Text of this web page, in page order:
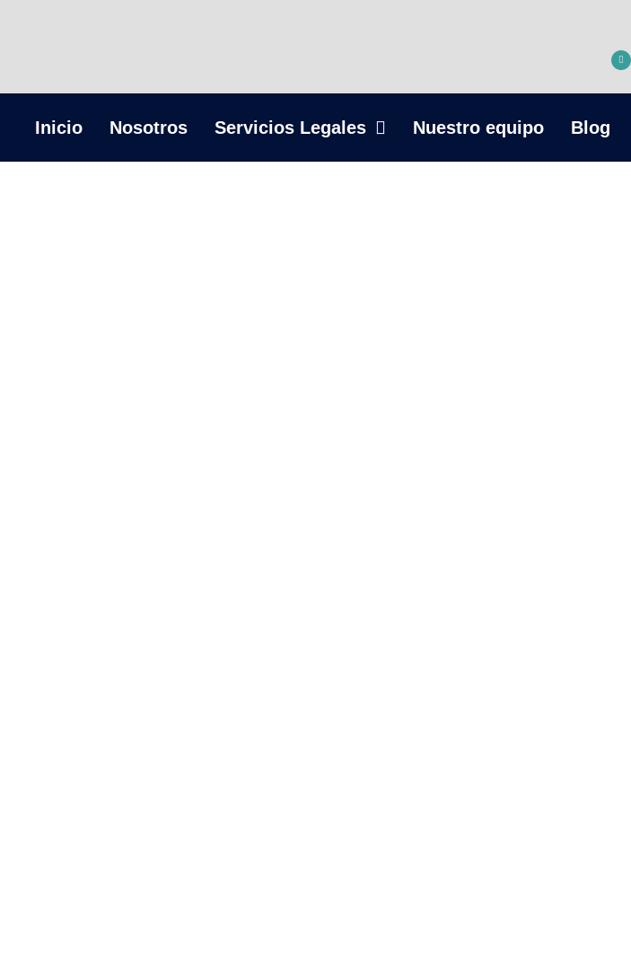
Inicio Nosotros Servicios Legales Nuestro equipo Blog